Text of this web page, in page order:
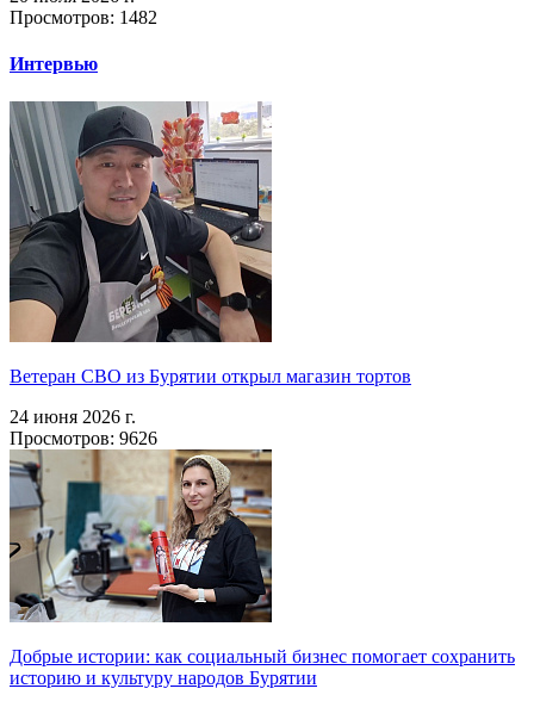
Просмотров: 1482
Интервью
Ветеран СВО из Бурятии открыл магазин тортов
24 июня 2026 г.
Просмотров: 9626
Добрые истории: как социальный бизнес помогает сохранить
историю и культуру народов Бурятии